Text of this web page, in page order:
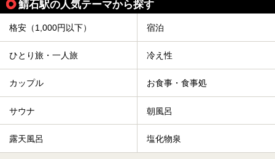
鯖石駅の人気テーマから探す
格安（1,000円以下） 宿泊
ひとり旅・一人旅 冷え性
カップル お食事・食事処
サウナ 朝風呂
露天風呂 塩化物泉